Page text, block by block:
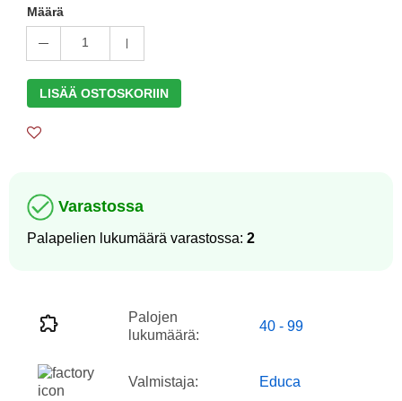
Määrä
1
LISÄÄ OSTOSKORIIN
Varastossa
Palapelien lukumäärä varastossa: 2
Palojen
lukumäärä:
40 - 99
Valmistaja: Educa